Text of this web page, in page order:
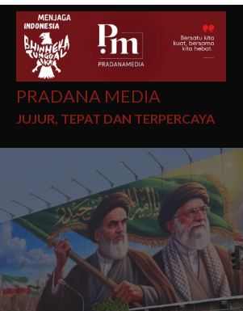
PRADANA MEDIA
JUJUR, TEPAT DAN TERPERCAYA